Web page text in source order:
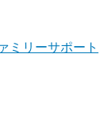
ミリーサポート